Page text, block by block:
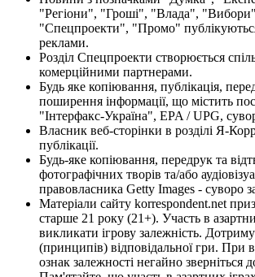
"Регіони", "Гроші", "Влада",
"Спецпроекти", "Промо"
реклами.
Розділ Спецпроекти створюється
комерційними партнерами.
Будь яке копіювання, публікація,
поширення інформації, що містить
"Інтерфакс-Україна", EPA / UPG,
Власник веб-сторінки в розділі Я-
публікації.
Будь-яке копіювання, передрук та
фотографічних творів та/або
правовласника Getty Images - суворо
Матеріали сайту korrespondent.net
старше 21 року (21+). Участь в
викликати ігрову залежність.
(принципів) відповідальної гри. При
ознак залежності негайно зверніться